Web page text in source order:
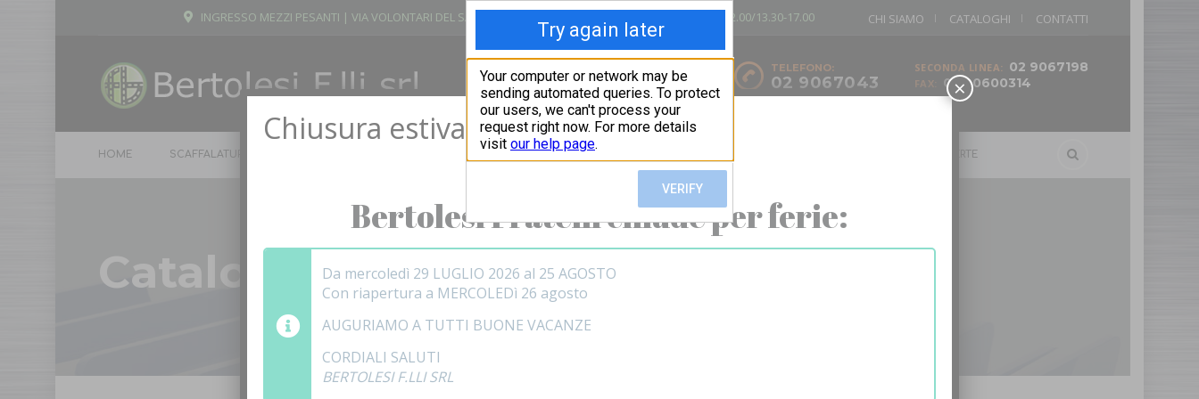
CHI SIAMO CATALOGHI CONTATTI
LUN - VEN 8.00-12.00/13.30-17.00
INGRESSO MEZZI PESANTI | VIA VOLONTARI DEL SANGUE - PANTIGLIATE
SECONDA LINEA: 02 9067198
FAX: 02 90600314
TELEFONO:
02 9067043
VIA GIOVANNI XXIII, 25 - 20090
PANTIGLIATE (MI) - ITALIA
HOME SCAFFALATURE BANCHI E CARRELLI OFFERTE
Cataloghi pdf
Chiusura estiva
ATTENZIONE!
Bertolesi Fratelli chiude per ferie:
Da mercoledì 29 LUGLIO 2026 al 25 AGOSTO
Con riapertura a MERCOLEDì 26 agosto
AUGURIAMO A TUTTI BUONE VACANZE
CORDIALI SALUTI
BERTOLESI F.LLI SRL
×